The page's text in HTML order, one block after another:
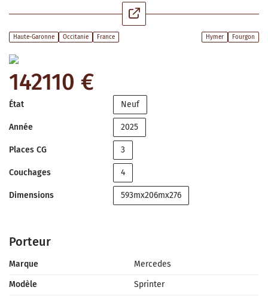
Haute-Garonne Occitanie France Hymer Fourgon
142110 €
État Neuf
Année 2025
Places CG 3
Couchages 4
Dimensions 593mx206mx276
Porteur
Marque
Mercedes
Modèle
Sprinter